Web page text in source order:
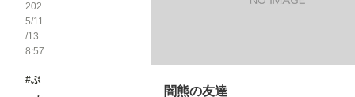
202
5/11
/13
8:57
#ぶ
闇熊の友達